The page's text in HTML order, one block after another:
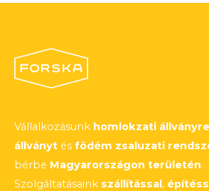
Vállalkozásunk homlokzati
állványt és födém zsaluzati
bérbe Magyarországon területén.
Szolgáltatásaink szállítással,